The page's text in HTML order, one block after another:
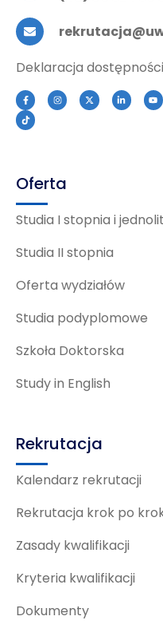
Deklaracja dostępności
Oferta
Studia I stopnia i
Studia II stopnia
Oferta wydziałów
Studia podyplomowe
Szkoła Doktorska
Study in English
Rekrutacja
Kalendarz rekrutacji
Rekrutacja krok po
Zasady kwalifikacji
Kryteria kwalifikacji
Dokumenty